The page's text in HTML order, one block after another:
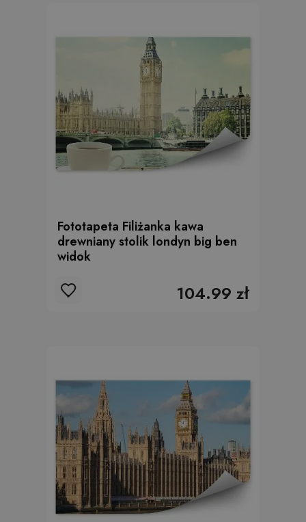
Fototapeta Filiżanka kawa
drewniany stolik londyn big ben
widok
104.99 zł